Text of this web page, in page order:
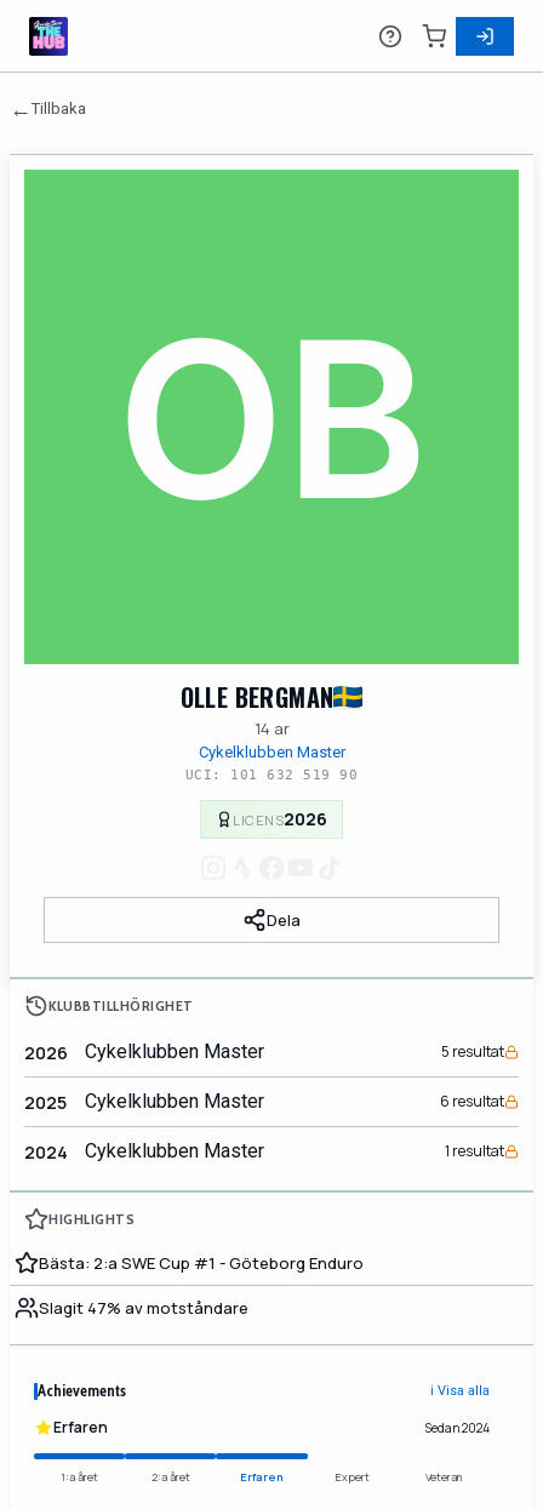
←Tillbaka
OLLE BERGMAN
14 ar
Cykelklubben Master
UCI: 101 632 519 90
LICENS2026
Dela
KLUBBTILLHÖRIGHET
2026 Cykelklubben Master 5 resultat
2025 Cykelklubben Master 6 resultat
2024 Cykelklubben Master 1 resultat
HIGHLIGHTS
Bästa: 2:a SWE Cup #1 - Göteborg Enduro
Slagit 47% av motståndare
Achievements ℹ️ Visa alla
Erfaren Sedan 2024
1:a året 2:a året Erfaren Expert Veteran